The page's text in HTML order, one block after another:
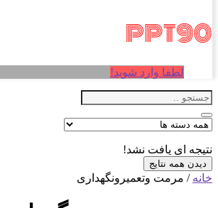
لطفا وارد شوید!
نتیجه ای یافت نشد!
دیدن همه نتایج
خانه / مرمت وتعمیرونگهداری